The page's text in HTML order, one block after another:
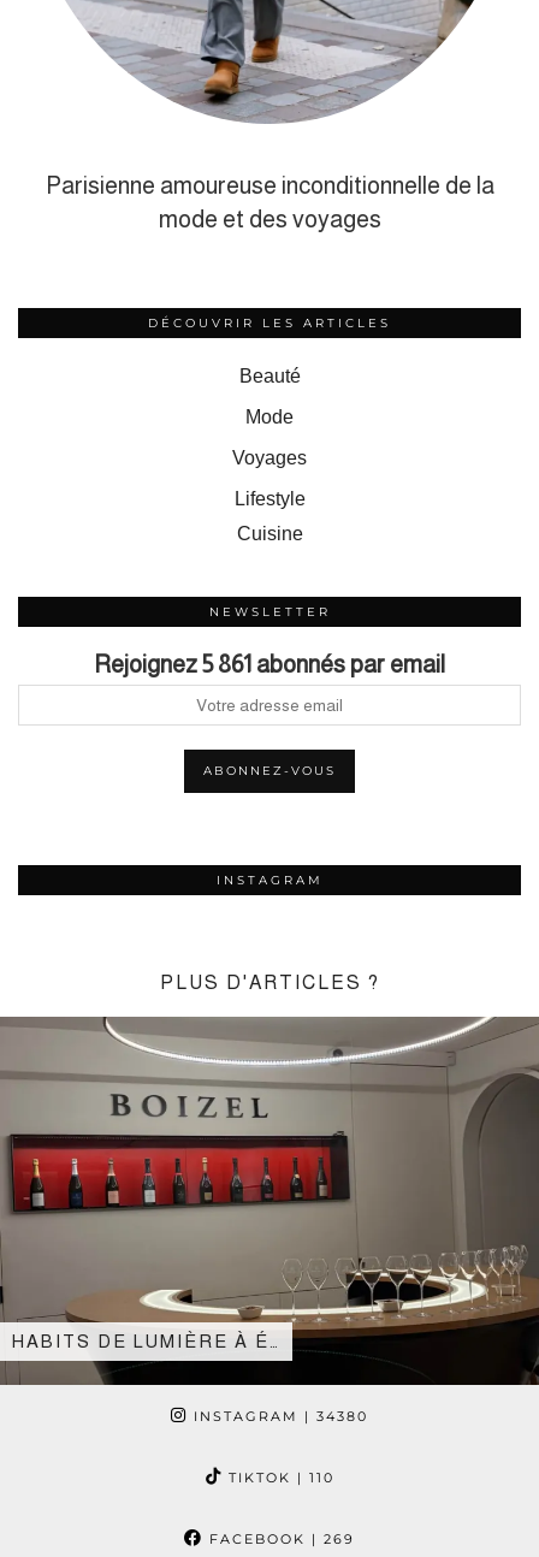
Parisienne amoureuse inconditionnelle de la
mode et des voyages
DÉCOUVRIR LES ARTICLES
Beauté
Mode
Voyages
Lifestyle
Cuisine
NEWSLETTER
Rejoignez 5 861 abonnés par email
INSTAGRAM
PLUS D'ARTICLES ?
HABITS DE LUMIÈRE À É…
INSTAGRAM | 34380
TIKTOK | 110
FACEBOOK | 269